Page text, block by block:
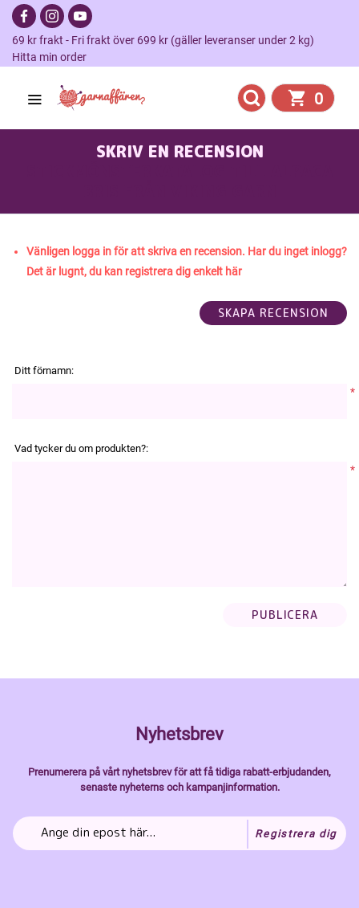
69 kr frakt - Fri frakt över 699 kr (gäller leveranser under 2 kg)
Hitta min order
0
SKRIV EN RECENSION
Vänligen logga in för att skriva en recension. Har du inget inlogg?
Det är lugnt, du kan registrera dig enkelt här
Ditt förnamn:
*
Vad tycker du om produkten?:
*
Nyhetsbrev
Prenumerera på vårt nyhetsbrev för att få tidiga rabatt-erbjudanden,
senaste nyheterns och kampanjinformation.
Registrera dig